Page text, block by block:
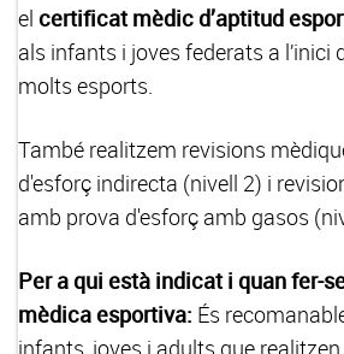
el certificat mèdic d’aptitud
als infants i joves federats a l’inici
molts esports.
També realitzem revisions
d'esforç indirecta (nivell 2) i
amb prova d'esforç amb gasos
Per a qui està indicat i quan fer-
mèdica esportiva: És
infants, joves i adults que